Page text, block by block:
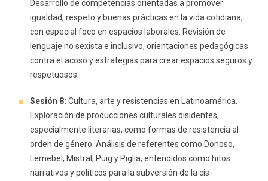
Desarrollo de competencias orientadas a promover
igualdad, respeto y buenas prácticas en la vida cotidiana,
con especial foco en espacios laborales. Revisión de
lenguaje no sexista e inclusivo, orientaciones pedagógicas
contra el acoso y estrategias para crear espacios seguros y
respetuosos.
Sesión 8: Cultura, arte y resistencias en Latinoamérica.
Exploración de producciones culturales disidentes,
especialmente literarias, como formas de resistencia al
orden de género. Análisis de referentes como Donoso,
Lemebel, Mistral, Puig y Piglia, entendidos como hitos
narrativos y políticos para la subversión de la cis-